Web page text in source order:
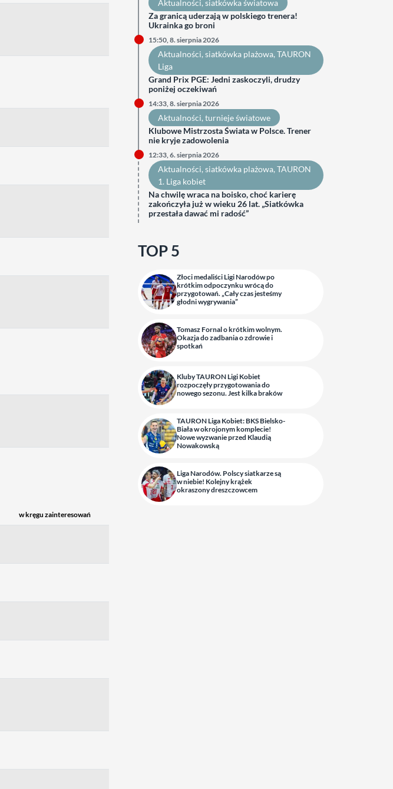
w kręgu zainteresowań
Aktualności, siatkówka światowa
Za granicą uderzają w polskiego trenera!
Ukrainka go broni
15:50, 8. sierpnia 2026
Aktualności, siatkówka plażowa, TAURON
Liga
Grand Prix PGE: Jedni zaskoczyli, drudzy
poniżej oczekiwań
14:33, 8. sierpnia 2026
Aktualności, turnieje światowe
Klubowe Mistrzosta Świata w Polsce. Trener
nie kryje zadowolenia
12:33, 6. sierpnia 2026
Aktualności, siatkówka plażowa, TAURON
1. Liga kobiet
Na chwilę wraca na boisko, choć karierę
zakończyła już w wieku 26 lat. „Siatkówka
przestała dawać mi radość”
TOP 5
Złoci medaliści Ligi Narodów po
krótkim odpoczynku wrócą do
przygotowań. „Cały czas jesteśmy
głodni wygrywania”
Tomasz Fornal o krótkim wolnym.
Okazja do zadbania o zdrowie i
spotkań
Kluby TAURON Ligi Kobiet
rozpoczęły przygotowania do
nowego sezonu. Jest kilka braków
TAURON Liga Kobiet: BKS Bielsko-
Biała w okrojonym komplecie!
Nowe wyzwanie przed Klaudią
Nowakowską
Liga Narodów. Polscy siatkarze są
w niebie! Kolejny krążek
okraszony dreszczowcem